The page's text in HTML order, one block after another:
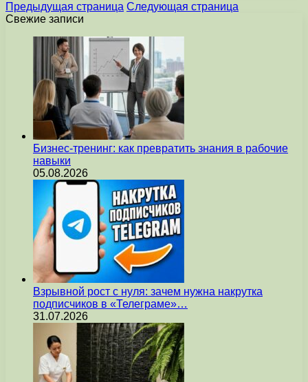
Предыдущая страница Следующая страница
Свежие записи
Бизнес-тренинг: как превратить знания в рабочие
навыки
05.08.2026
Взрывной рост с нуля: зачем нужна накрутка
подписчиков в «Телеграме»…
31.07.2026